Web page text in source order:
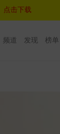
点击下载
频道 发现 榜单